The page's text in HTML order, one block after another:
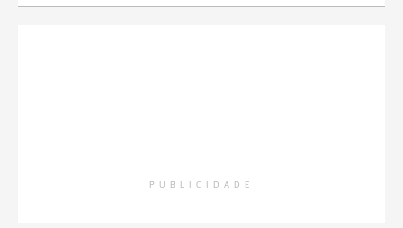
PUBLICIDADE